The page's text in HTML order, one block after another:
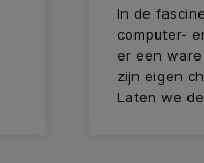
In de
computer-
er een
zijn eigen
Laten we